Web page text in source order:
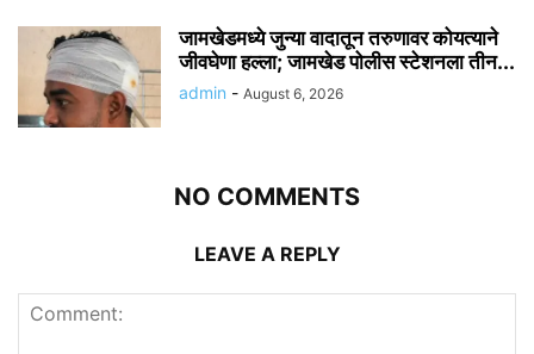
जामखेडमध्ये जुन्या वादातून तरुणावर कोयत्याने
जीवघेणा हल्ला; जामखेड पोलीस स्टेशनला तीन...
admin - August 6, 2026
NO COMMENTS
LEAVE A REPLY